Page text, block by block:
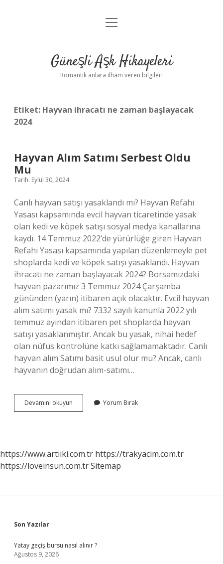
Anasayfa
Yasal Uyarı
menüyü
Güneşli Aşk Hikayeleri
Romantik anlara ilham veren bilgiler!
Etiket: Hayvan ihracatı ne zaman başlayacak
2024
Hayvan Alım Satımı Serbest Oldu
Mu
Tarih: Eylül 30, 2024
Canlı hayvan satışı yasaklandı mı? Hayvan Refahı
Yasası kapsamında evcil hayvan ticaretinde yasak
olan kedi ve köpek satışı sosyal medya kanallarına
kaydı. 14 Temmuz 2022’de yürürlüğe giren Hayvan
Refahı Yasası kapsamında yapılan düzenlemeyle pet
shoplarda kedi ve köpek satışı yasaklandı. Hayvan
ihracatı ne zaman başlayacak 2024? Borsamızdaki
hayvan pazarımız 3 Temmuz 2024 Çarşamba
gününden (yarın) itibaren açık olacaktır. Evcil hayvan
alım satımı yasak mı? 7332 sayılı kanunla 2022 yılı
temmuz ayından itibaren pet shoplarda hayvan
satışı yasaklanmıştır. Ancak bu yasak, nihai hedef
olan nüfus kontrolüne katkı sağlamamaktadır. Canlı
hayvan alım Satımı basit usul olur mu? Ancak, canlı
hayvanın doğrudan alım-satımı…
Devamını okuyun
Alım
Yorum Bırak
https://www.artiiki.com.tr https://trakyacim.com.tr
https://loveinsun.com.trSitemap
Sidebar
Son Yazılar
Yatay geçiş bursu nasıl alınır ?
Ağustos 9, 2026